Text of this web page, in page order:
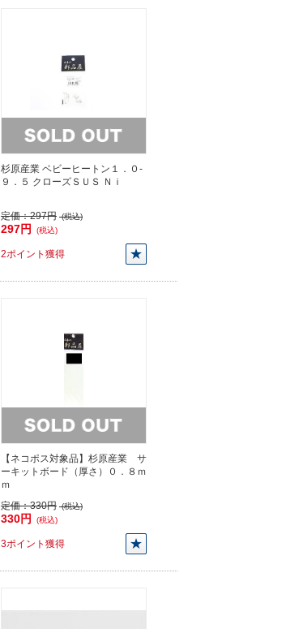
杉原産業 ベビーヒートン１．０-
９．５ クローズＳＵＳ Ｎｉ
定価：297円 (税込)
297円 (税込)
2ポイント獲得
【ネコポス対象品】杉原産業 サ
ーキットボード（厚さ）０．８ｍ
ｍ
定価：330円 (税込)
330円 (税込)
3ポイント獲得